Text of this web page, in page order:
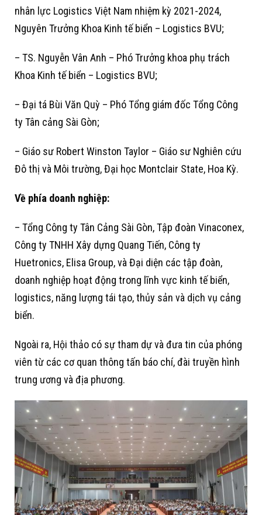
nhân lực Logistics Việt Nam nhiệm kỳ 2021-2024,
Nguyên Trưởng Khoa Kinh tế biển – Logistics BVU;
– TS. Nguyễn Vân Anh – Phó Trưởng khoa phụ trách
Khoa Kinh tế biển – Logistics BVU;
– Đại tá Bùi Văn Quỳ – Phó Tổng giám đốc Tổng Công
ty Tân cảng Sài Gòn;
– Giáo sư Robert Winston Taylor – Giáo sư Nghiên cứu
Đô thị và Môi trường, Đại học Montclair State, Hoa Kỳ.
Về phía doanh nghiệp:
– Tổng Công ty Tân Cảng Sài Gòn, Tập đoàn Vinaconex,
Công ty TNHH Xây dựng Quang Tiến, Công ty
Huetronics, Elisa Group, và Đại diện các tập đoàn,
doanh nghiệp hoạt động trong lĩnh vực kinh tế biển,
logistics, năng lượng tái tạo, thủy sản và dịch vụ cảng
biển.
Ngoài ra, Hội thảo có sự tham dự và đưa tin của phóng
viên từ các cơ quan thông tấn báo chí, đài truyền hình
trung ương và địa phương.